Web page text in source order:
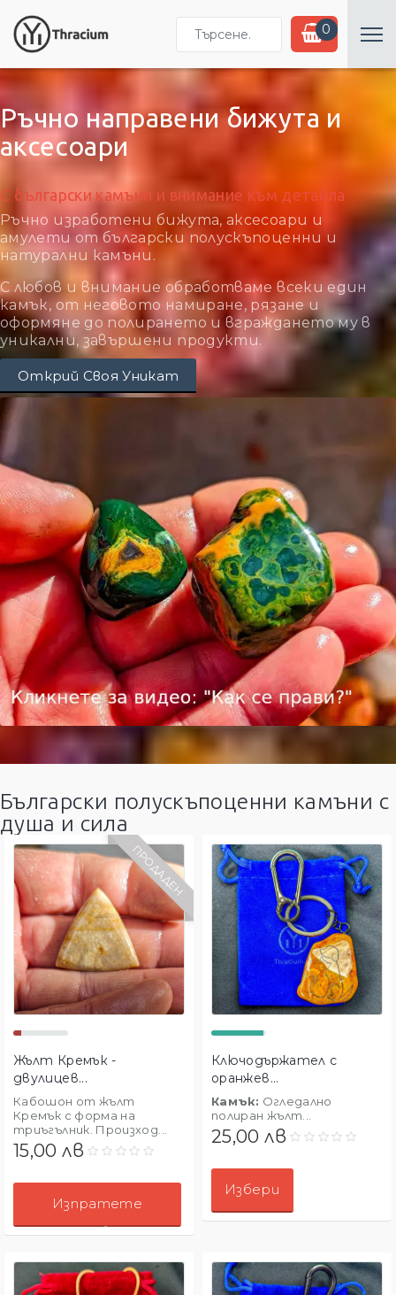
Търсене... 0
Ръчно направени бижута и
аксесоари
С български камъни и внимание към детайла
Ръчно изработени бижута, аксесоари и
амулети от български полускъпоценни и
натурални камъни.
С любов и внимание обработваме всеки един
камък, от неговото намиране, рязане и
оформяне до полирането и вграждането му в
уникални, завършени продукти.
Открий Своя Уникат
Български полускъпоценни камъни с
душа и сила
ПРОДАДЕН
Жълт Кремък -
двулицев...
Кабошон от жълт
Кремък с форма на
триъгълник. Произход...
15,00 лв
Изпратете
Запитване!
Ключодържател с
оранжев...
Камък: Огледално
полиран жълт...
25,00 лв
Избери